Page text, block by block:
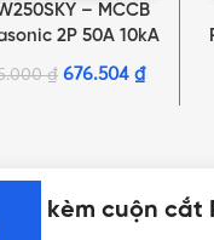
VÀO GIỎ HÀNG
– MCCB
2P 50A 10kA
220VAC
₫ 676.504 ₫
kèm cuộn cắt